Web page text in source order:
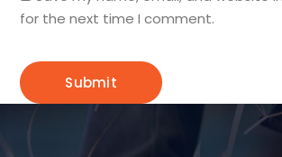
for the next time I comment.